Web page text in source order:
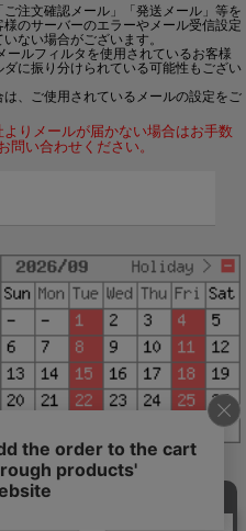
注文確認メール」「発送メール」等を
のサーバーのエラーやメール受信設定
ない場合がございます。
ルフィルタを使用されているお客様
に振り分けられている可能性もござい
、ご使用されているメールの設定をご
りメールが届かない場合はお手数
問い合わせください。
業部